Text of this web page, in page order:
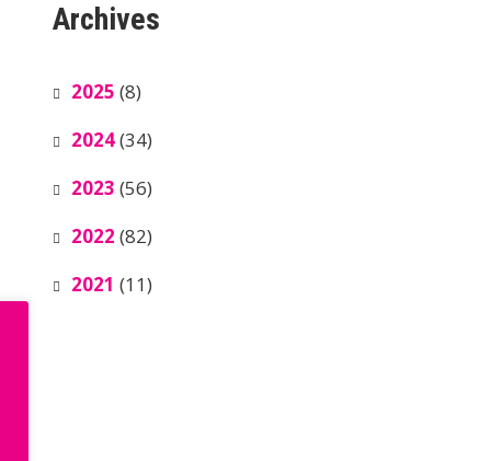
Archives
2025 (8)
2024(34)
2023 (56)
2022 (82)
2021 (11)